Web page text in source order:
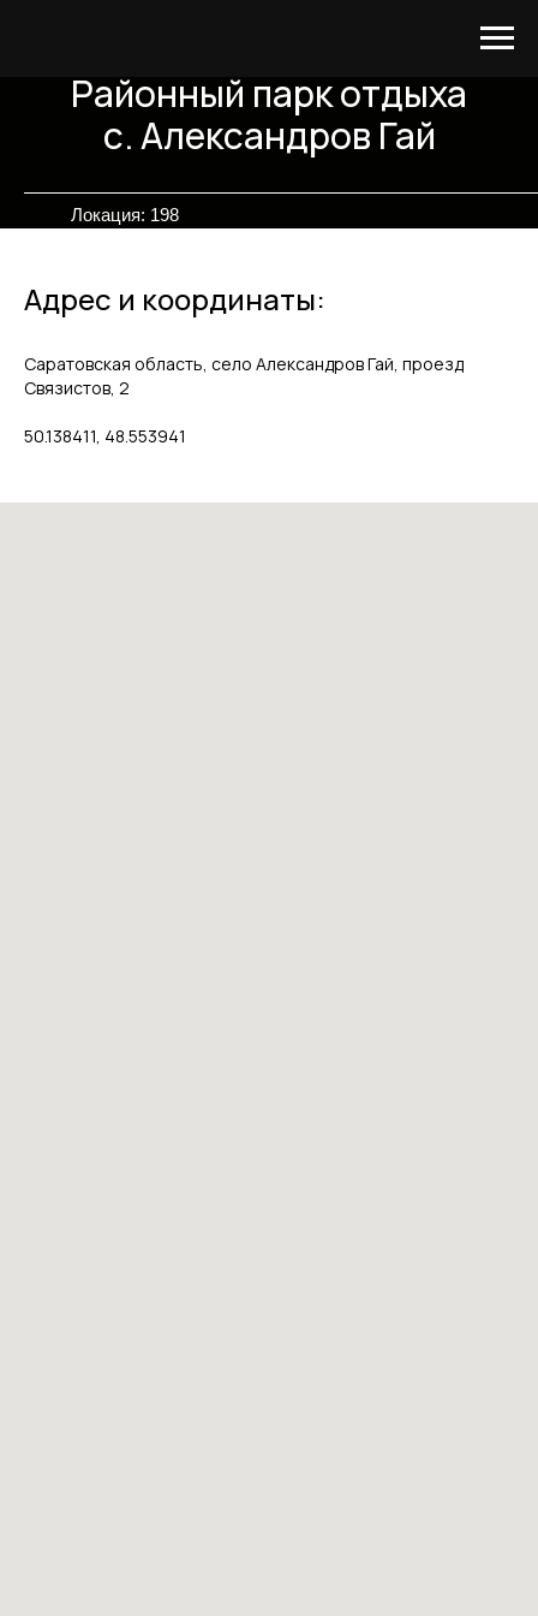
Районный парк отдыха
с. Александров Гай
Локация: 198
Адрес и координаты:
Саратовская область, село Александров Гай, проезд
Связистов, 2
50.138411, 48.553941